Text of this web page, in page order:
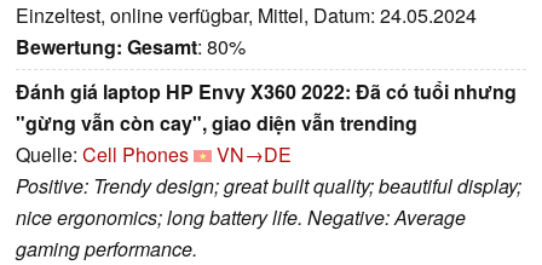
Einzeltest, online verfügbar, Mittel, Datum: 24.05.2024
Bewertung: Gesamt: 80%
Đánh giá laptop HP Envy X360 2022: Đã có tuổi nhưng
"gừng vẫn còn cay", giao diện vẫn trending
Quelle: Cell Phones
VN→DE
Positive: Trendy design; great built quality; beautiful display;
nice ergonomics; long battery life. Negative: Average
gaming performance.